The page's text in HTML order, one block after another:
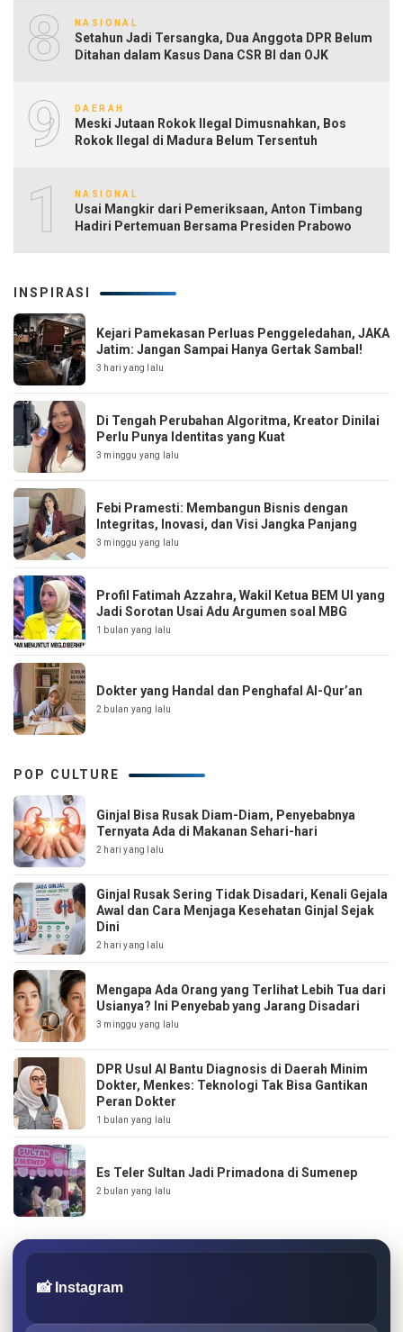
8 NASIONAL
Setahun Jadi Tersangka, Dua Anggota DPR Belum
Ditahan dalam Kasus Dana CSR BI dan OJK
9 DAERAH
Meski Jutaan Rokok Ilegal Dimusnahkan, Bos
Rokok Ilegal di Madura Belum Tersentuh
10NASIONAL
Usai Mangkir dari Pemeriksaan, Anton Timbang
Hadiri Pertemuan Bersama Presiden Prabowo
INSPIRASI
Kejari Pamekasan Perluas Penggeledahan, JAKA
Jatim: Jangan Sampai Hanya Gertak Sambal!
3 hari yang lalu
Di Tengah Perubahan Algoritma, Kreator Dinilai
Perlu Punya Identitas yang Kuat
3 minggu yang lalu
Febi Pramesti: Membangun Bisnis dengan
Integritas, Inovasi, dan Visi Jangka Panjang
3 minggu yang lalu
Profil Fatimah Azzahra, Wakil Ketua BEM UI yang
Jadi Sorotan Usai Adu Argumen soal MBG
1 bulan yang lalu
Dokter yang Handal dan Penghafal Al-Qur’an
2 bulan yang lalu
POP CULTURE
Ginjal Bisa Rusak Diam-Diam, Penyebabnya
Ternyata Ada di Makanan Sehari-hari
2 hari yang lalu
Ginjal Rusak Sering Tidak Disadari, Kenali Gejala
Awal dan Cara Menjaga Kesehatan Ginjal Sejak
Dini
2 hari yang lalu
Mengapa Ada Orang yang Terlihat Lebih Tua dari
Usianya? Ini Penyebab yang Jarang Disadari
3 minggu yang lalu
DPR Usul AI Bantu Diagnosis di Daerah Minim
Dokter, Menkes: Teknologi Tak Bisa Gantikan
Peran Dokter
1 bulan yang lalu
Es Teler Sultan Jadi Primadona di Sumenep
2 bulan yang lalu
📸 Instagram